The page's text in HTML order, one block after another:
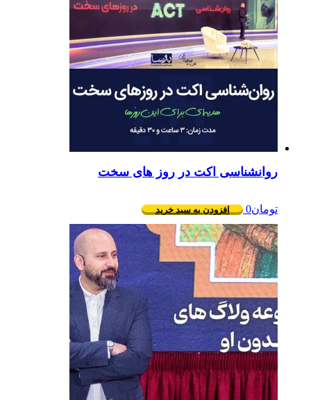
روانشناسی اکت در روز های سخت
تومان0 افزودن به سبد خرید